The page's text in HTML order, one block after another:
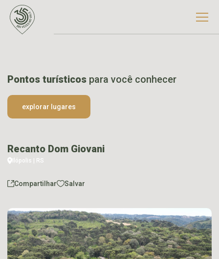
Pontos turísticos para você conhecer
explorar lugares
Recanto Dom Giovani
Ilópolis | RS
Compartilhar Salvar